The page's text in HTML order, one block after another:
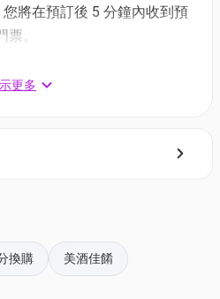
適用於星期一至五 12:00-
$154.8 | 原價: $1,135.2
用於星期六、日及公眾假期
將在預訂後 5 分鐘內收到預
。
所登記的電郵地址。
流動應用程式(APP) ，並以
電子門票；
電子票」連結; 部份活動設
更多
換購 美酒佳餚